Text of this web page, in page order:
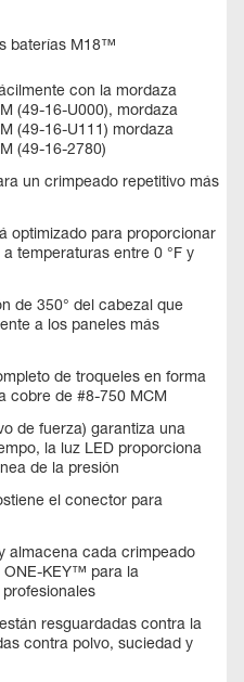
baterías M18™
con la mordaza
(49-16-U000), mordaza
(49-16-U111) mordaza
(49-16-2780)
un crimpeado repetitivo más
optimizado para proporcionar
temperaturas entre 0 °F y
de 350° del cabezal que
a los paneles más
de troqueles en forma
cobre de #8-750 MCM
de fuerza) garantiza una
la luz LED proporciona
de la presión
el conector para
almacena cada crimpeado
KEY™ para la
resguardadas contra la
contra polvo, suciedad y